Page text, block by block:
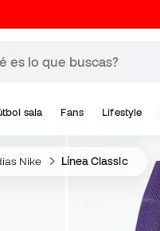
sala Fans Lifestyle
Nike Línea Classic